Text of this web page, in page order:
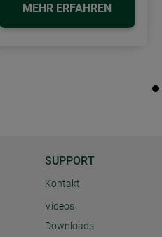
MEHR ERFAHREN
SUPPORT
Kontakt
Videos
Downloads